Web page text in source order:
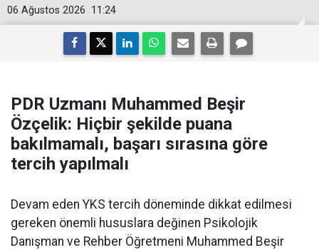
11:24
06 Ağustos 2026
PDR Uzmanı Muhammed Beşir
Özçelik: Hiçbir şekilde puana
bakılmamalı, başarı sırasına göre
tercih yapılmalı
Devam eden YKS tercih döneminde dikkat edilmesi
gereken önemli hususlara değinen Psikolojik
Danışman ve Rehber Öğretmeni Muhammed Beşir